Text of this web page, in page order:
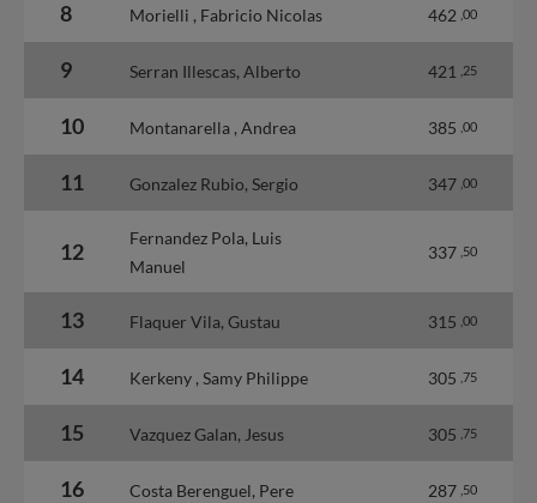
8 Morielli , Fabricio Nicolas 462 ,00
9 Serran Illescas, Alberto 421 ,25
10 Montanarella , Andrea 385 ,00
11 Gonzalez Rubio, Sergio 347 ,00
12
Fernandez Pola, Luis
Manuel
337 ,50
13 Flaquer Vila, Gustau 315 ,00
14 Kerkeny , Samy Philippe 305 ,75
15 Vazquez Galan, Jesus 305 ,75
16 Costa Berenguel, Pere 287 ,50